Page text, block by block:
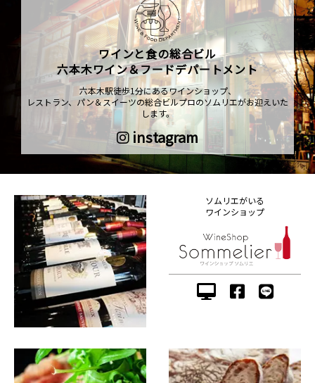
ワインと食の総合ビル
六本木ワイン＆フードデパートメント
六本木駅徒歩1分にあるワインショップ、
レストラン、パン＆スイーツの総合ビルプロのソムリエがお迎えいた
します。
instagram
ソムリエがいる
ワインショップ